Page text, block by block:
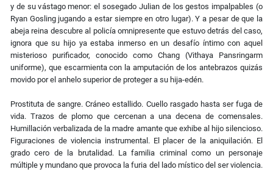
y de su vástago menor: el sosegado Julian de los gestos impalpables (o
Ryan Gosling jugando a estar siempre en otro lugar). Y a pesar de que la
abeja reina descubre al policía omnipresente que estuvo detrás del caso,
ignora que su hijo ya estaba inmerso en un desafío íntimo con aquel
misterioso purificador, conocido como Chang (Vithaya Pansringarm
uniforme), que escarmienta con la amputación de los antebrazos quizás
movido por el anhelo superior de proteger a su hija-edén.
Prostituta de sangre. Cráneo estallido. Cuello rasgado hasta ser fuga de
vida. Trazos de plomo que cercenan a una decena de comensales.
Humillación verbalizada de la madre amante que exhibe al hijo silencioso.
Figuraciones de violencia instrumental. El placer de la aniquilación. El
grado cero de la brutalidad. La familia criminal como un personaje
múltiple y mundano que provoca la furia del lado místico del ser violencia.